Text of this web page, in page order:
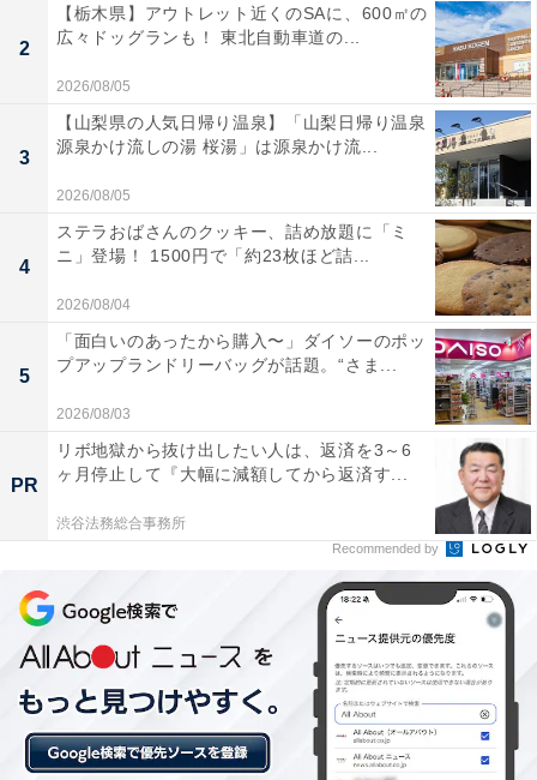
2
【栃木県】アウトレット近くのSAに、600㎡の
広々ドッグランも！ 東北自動車道の...
2026/08/05
3
【山梨県の人気日帰り温泉】「山梨日帰り温泉
源泉かけ流しの湯 桜湯」は源泉かけ流...
2026/08/05
4
ステラおばさんのクッキー、詰め放題に「ミ
ニ」登場！ 1500円で「約23枚ほど詰...
2026/08/04
5
「面白いのあったから購入〜」ダイソーのポッ
プアップランドリーバッグが話題。“さま...
2026/08/03
PR
リボ地獄から抜け出したい人は、返済を3～6
ヶ月停止して『大幅に減額してから返済す...
渋谷法務総合事務所
Recommended by